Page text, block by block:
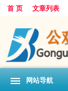
首 页 文章列表
网站导航